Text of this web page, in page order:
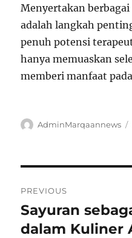
Menyertakan
adalah langkah
penuh potensi
hanya memuaskan
memberi manfaat
Author
AdminMarqaannews
pos
PREVIOUS
Previous
post:
Sayuran
dalam Kuliner